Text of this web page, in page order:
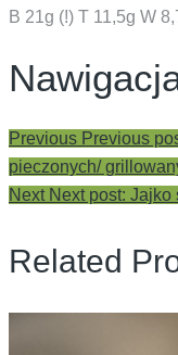
B 21g (!) T 11,5g W
Previous Previous
pieczonych/
Next Next post: Jajko
Related